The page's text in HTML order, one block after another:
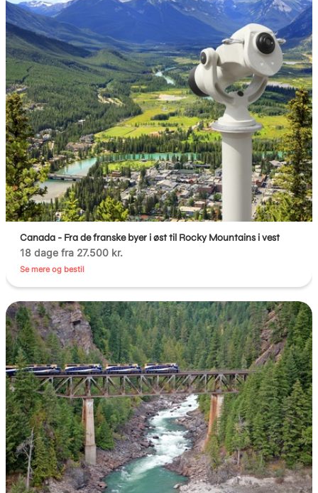
Canada - Fra de franske byer i øst til Rocky Mountains i vest
18 dage fra 27.500 kr.
Se mere og bestil